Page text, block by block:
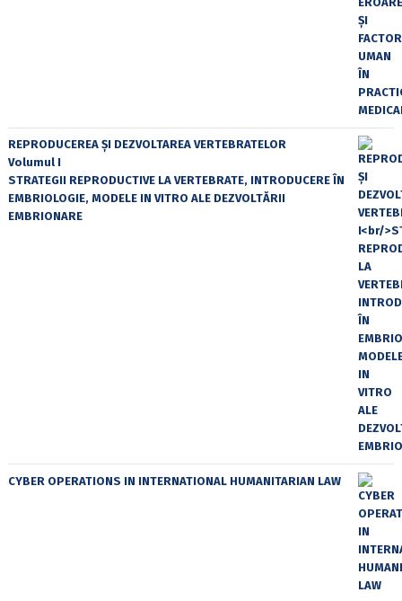
REPRODUCEREA ȘI DEZVOLTAREA VERTEBRATELOR
Volumul I
STRATEGII REPRODUCTIVE LA VERTEBRATE, INTRODUCERE ÎN
EMBRIOLOGIE, MODELE IN VITRO ALE DEZVOLTĂRII
EMBRIONARE
CYBER OPERATIONS IN INTERNATIONAL HUMANITARIAN LAW